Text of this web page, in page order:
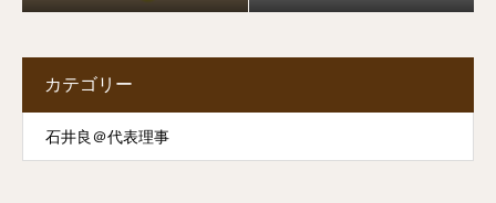
カテゴリー
石井良＠代表理事